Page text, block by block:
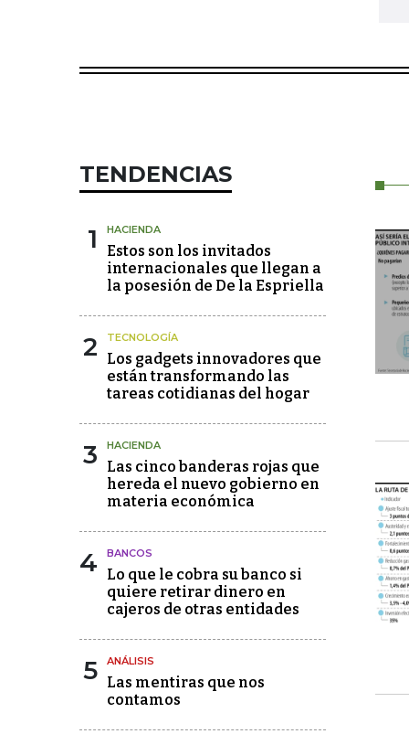
TENDENCIAS
1 HACIENDA
Estos son los invitados
internacionales que llegan a
la posesión de De la Espriella
2 TECNOLOGÍA
Los gadgets innovadores que
están transformando las
tareas cotidianas del hogar
3 HACIENDA
Las cinco banderas rojas que
hereda el nuevo gobierno en
materia económica
4 BANCOS
Lo que le cobra su banco si
quiere retirar dinero en
cajeros de otras entidades
5 ANÁLISIS
Las mentiras que nos
contamos